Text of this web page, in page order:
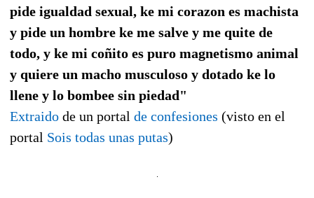
pide igualdad sexual, ke mi corazon es machista
y pide un hombre ke me salve y me quite de
todo, y ke mi coñito es puro magnetismo animal
y quiere un macho musculoso y dotado ke lo
llene y lo bombee sin piedad"
Extraido de un portal de confesiones (visto en el
portal Sois todas unas putas)